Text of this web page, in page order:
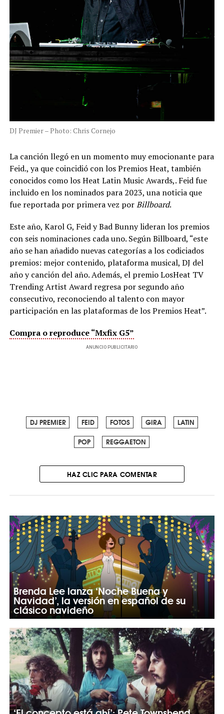
DJ Premier – Photo: Chris Cornejo
La canción llegó en un momento muy emocionante para
Feid., ya que coincidió con los Premios Heat, también
conocidos como los Heat Latin Music Awards,. Feid fue
incluido en los nominados para 2023, una noticia que
fue reportada por primera vez porBillboard.
Este año, Karol G, Feid y Bad Bunny lideran los premios
con seis nominaciones cada uno. Según Billboard, “este
año se han añadido nuevas categorías a los codiciados
premios: mejor contenido, plataforma musical, DJ del
año y canción del año. Además, el premio LosHeat TV
Trending Artist Award regresa por segundo año
consecutivo, reconociendo al talento con mayor
participación en las plataformas de los Premios Heat”.
Compra o reproduce “Mxfix G5”
ANUNCIO PUBLICITARIO
DJ PREMIER FEID FOTOS GIRA
LATIN
POP
REGGAETON
HAZ CLIC PARA COMENTAR
Brenda Lee lanza ‘Noche Buena y
Navidad’, la versión en español de su
clásico navideño